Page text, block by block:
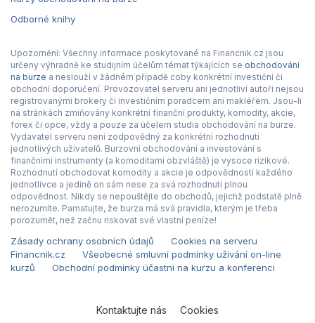
Odborné knihy
Upozornění: Všechny informace poskytované na Financnik.cz jsou
určeny výhradně ke studijním účelům témat týkajících se obchodování
na burze a neslouží v žádném případě coby konkrétní investiční či
obchodní doporučení. Provozovatel serveru ani jednotliví autoři nejsou
registrovanými brokery či investičním poradcem ani makléřem. Jsou-li
na stránkách zmiňovány konkrétní finanční produkty, komodity, akcie,
forex či opce, vždy a pouze za účelem studia obchodování na burze.
Vydavatel serveru není zodpovědný za konkrétní rozhodnutí
jednotlivých uživatelů. Burzovní obchodování a investování s
finančními instrumenty (a komoditami obzvláště) je vysoce rizikové.
Rozhodnutí obchodovat komodity a akcie je odpovědností každého
jednotlivce a jedině on sám nese za svá rozhodnutí plnou
odpovědnost. Nikdy se nepouštějte do obchodů, jejichž podstatě plně
nerozumíte. Pamatujte, že burza má svá pravidla, kterým je třeba
porozumět, než začnu riskovat své vlastní peníze!
Zásady ochrany osobních údajů
Cookies na serveru
Financnik.cz
Všeobecné smluvní podmínky užívání on-line
kurzů
Obchodní podmínky účastni na kurzu a konferenci
Kontaktujte nás Cookies